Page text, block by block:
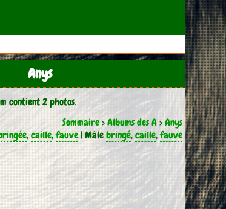
Anys
contient 2 photos.
Sommaire>Albums des A>Anys
,caille,fauve| Mâlebringé,caille,fauve